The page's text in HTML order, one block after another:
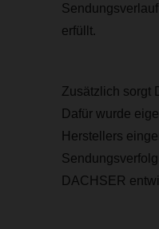
erfüllt.
Zusätzlich sorgt
Dafür wurde
Herstellers
DACHSER